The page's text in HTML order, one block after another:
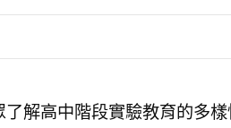
解高中階段實驗教育的多